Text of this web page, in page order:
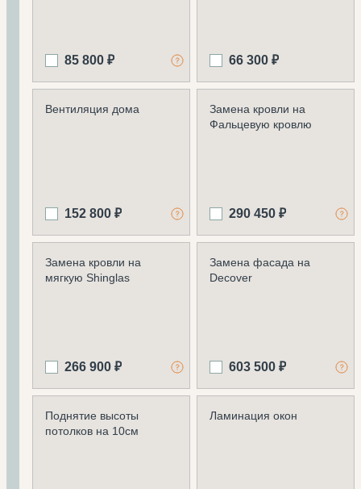
85 800 ₽ 66 300 ₽
Вентиляция дома
152 800 ₽
Замена кровли на
Фальцевую кровлю
290 450 ₽
Замена кровли на
мягкую Shinglas
266 900 ₽
Замена фасада на
Decover
603 500 ₽
Поднятие высоты
потолков на 10см
Ламинация окон